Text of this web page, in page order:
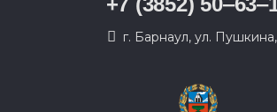
г. Барнаул, ул.